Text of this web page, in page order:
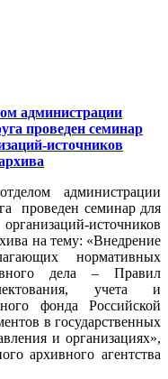
администрации
проведен семинар
источников
администрации
проведен семинар для
источников
на тему: «Внедрение
нормативных
дела – Правил
учета и
фонда Российской
в государственных
и организациях»,
архивного агентства